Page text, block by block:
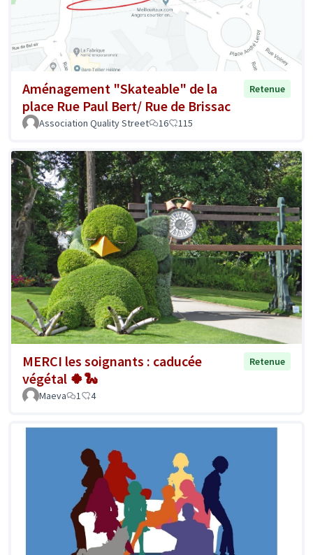
Aménagement "Skateable" de la
place Rue Paul Bert/ Rue de Brissac
Retenue
Association Quality Street 16 115
MERCI les soignants : caducée
végétal 🍀🐍
Retenue
Maeva 1 4